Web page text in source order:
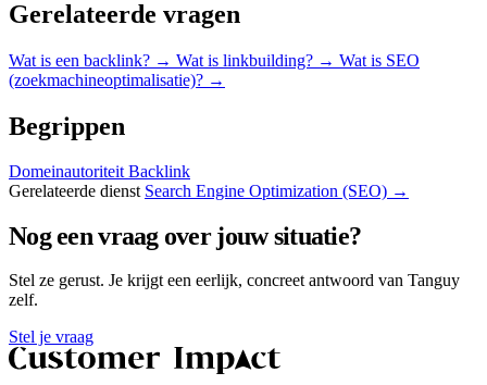
Gerelateerde vragen
Wat is een backlink? → Wat is linkbuilding? → Wat is SEO
(zoekmachineoptimalisatie)? →
Begrippen
DomeinautoriteitBacklink
Gerelateerde dienst Search Engine Optimization (SEO) →
Nog een vraag over jouw situatie?
Stel ze gerust. Je krijgt een eerlijk, concreet antwoord van Tanguy
zelf.
Stel je vraag